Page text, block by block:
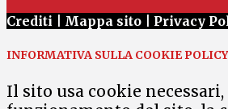
Crediti | Mappa sito Privacy
INFORMATIVA SULLA COOKIE POLICY
Il sito usa cookie